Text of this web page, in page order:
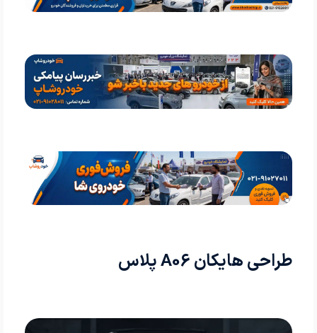
طراحی هایکان A06 پلاس